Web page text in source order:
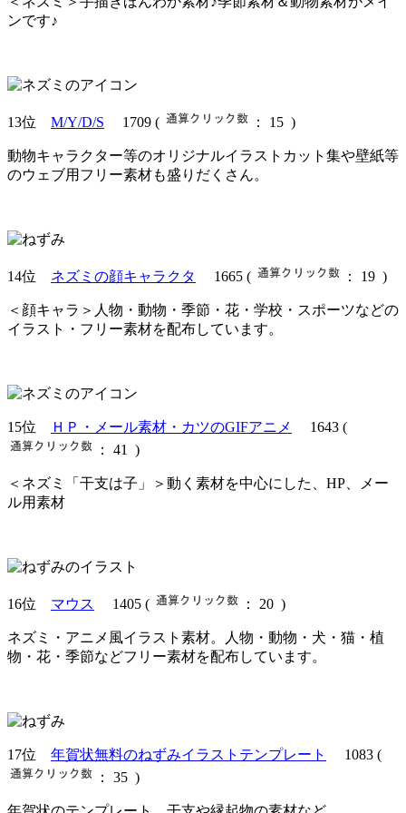
ンです♪
13位 M/Y/D/S 1709 ( ： 15 )
動物キャラクター等のオリジナルイラストカット集や壁紙等
のウェブ用フリー素材も盛りだくさん。
14位 ネズミの顔キャラクタ 1665 ( ： 19 )
＜顔キャラ＞人物・動物・季節・花・学校・スポーツなどの
イラスト・フリー素材を配布しています。
15位 ＨＰ・メール素材・カツのGIFアニメ 1643 (
： 41 )
＜ネズミ「干支は子」＞動く素材を中心にした、HP、メー
ル用素材
16位 マウス 1405 ( ： 20 )
ネズミ・アニメ風イラスト素材。人物・動物・犬・猫・植
物・花・季節などフリー素材を配布しています。
17位 年賀状無料のねずみイラストテンプレート 1083 (
： 35 )